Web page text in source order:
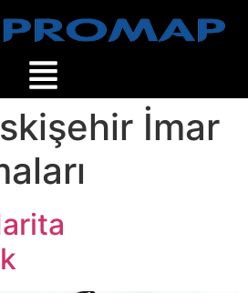
İmar